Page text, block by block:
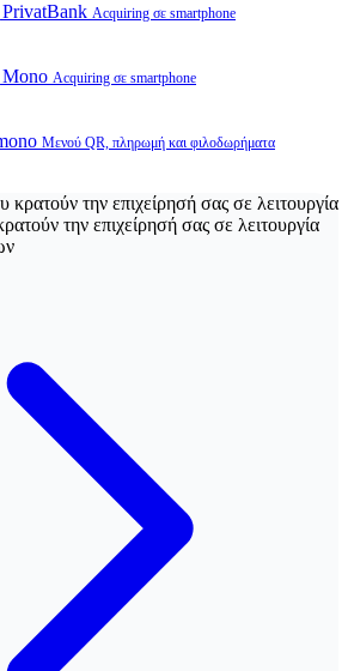
PrivatBank Acquiring σε smartphone
Mono Acquiring σε smartphone
Μενού QR, πληρωμή και φιλοδωρήματα
την επιχείρησή σας σε λειτουργία